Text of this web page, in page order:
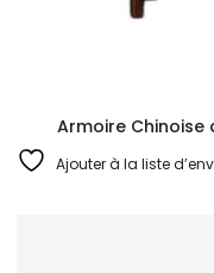
Armoire Chinoise
Ajouter à la liste